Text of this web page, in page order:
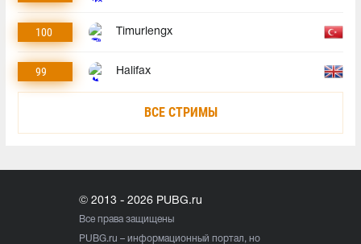
100 Timurlengx
99 Halifax
ВСЕ СТРИМЫ
© 2013 - 2026 PUBG.ru
Все права защищены
PUBG.ru – информационный портал, но